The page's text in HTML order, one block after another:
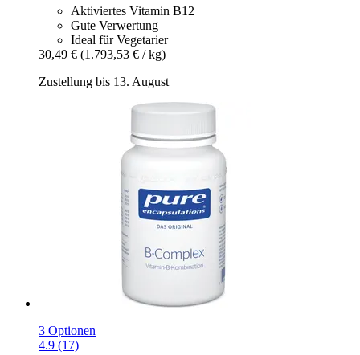
Aktiviertes Vitamin B12
Gute Verwertung
Ideal für Vegetarier
30,49 € (1.793,53 € / kg)
Zustellung bis 13. August
3 Optionen
4.9 (17)